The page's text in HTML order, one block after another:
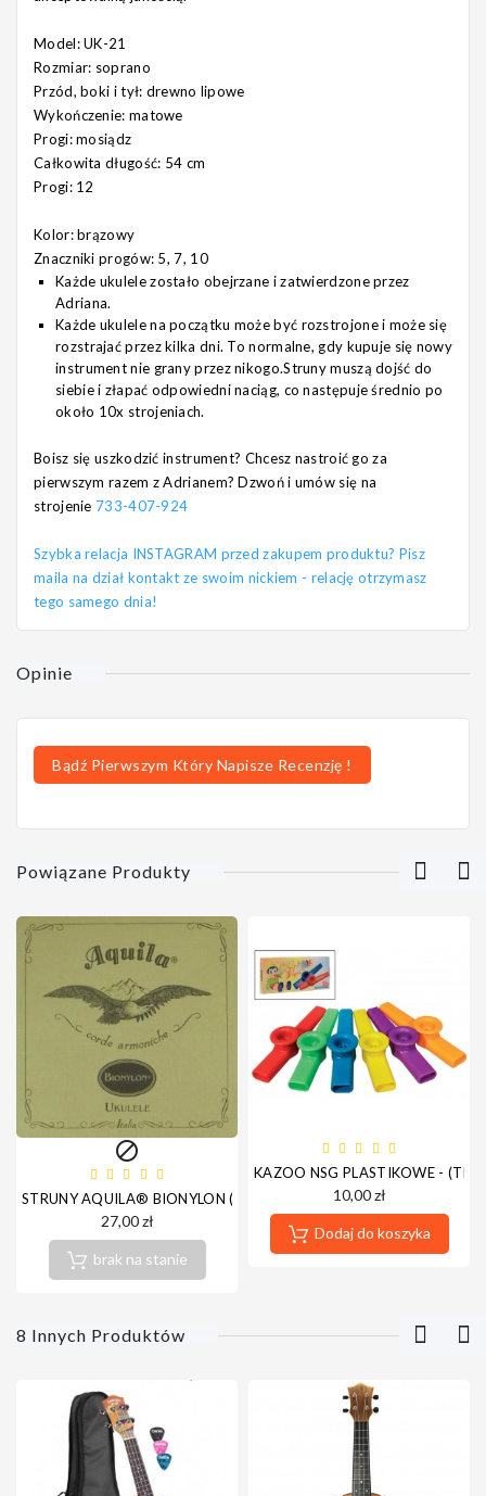
Model: UK-21
Rozmiar: soprano
Przód, boki i tył: drewno lipowe
Wykończenie: matowe
Progi: mosiądz
Całkowita długość: 54 cm
Progi: 12
Kolor: brązowy
Znaczniki progów: 5, 7, 10
Każde ukulele zostało obejrzane i zatwierdzone przez
Adriana.
Każde ukulele na początku może być rozstrojone i może się
rozstrajać przez kilka dni. To normalne, gdy kupuje się nowy
instrument nie grany przez nikogo.Struny muszą dojść do
siebie i złapać odpowiedni naciąg, co następuje średnio po
około 10x strojeniach.
Boisz się uszkodzić instrument? Chcesz nastroić go za
pierwszym razem z Adrianem? Dzwoń i umów się na
strojenie 733-407-924
Szybka relacja INSTAGRAM przed zakupem produktu? Pisz
maila na dział kontakt ze swoim nickiem - relację otrzymasz
tego samego dnia!
Opinie
Bądź Pierwszym Który Napisze Recenzję !
Powiązane Produkty

STRUNY AQUILA® BIONYLON (UKULELE SOPRANOWE)
27,00 zł
brak na stanie
KAZOO NSG PLASTIKOWE -
10,00 zł
Dodaj do koszyka
8 Innych Produktów